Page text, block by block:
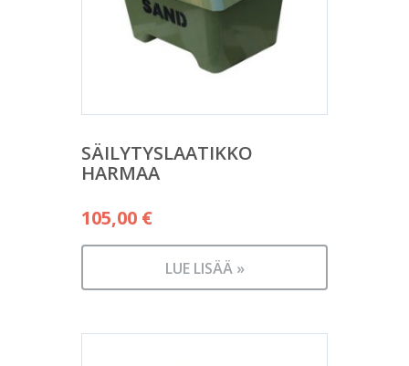
SÄILYTYSLAATIKKO
HARMAA
105,00 €
LUE LISÄÄ »